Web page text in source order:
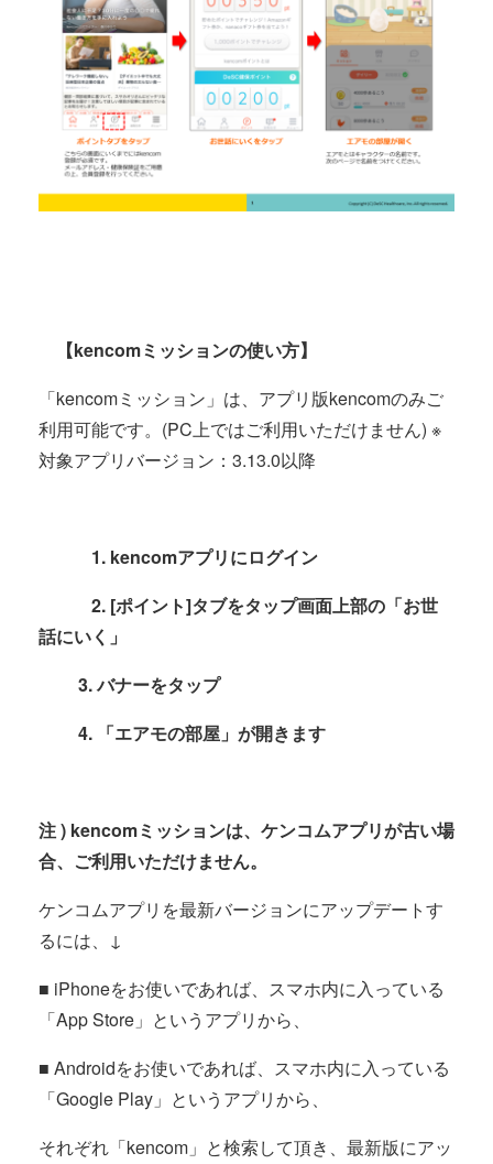
【kencomミッションの使い方】
「kencomミッション」は、アプリ版kencomのみご
利用可能です。(PC上ではご利用いただけません) ※
対象アプリバージョン：3.13.0以降
1. kencomアプリにログイン
2. [ポイント]タブをタップ画面上部の「お世
話にいく」
3. バナーをタップ
4. 「エアモの部屋」が開きます
注 ) kencomミッションは、ケンコムアプリが古い場
合、ご利用いただけません。
ケンコムアプリを最新バージョンにアップデートす
るには、↓
■ iPhoneをお使いであれば、スマホ内に入っている
「App Store」というアプリから、
■ Androidをお使いであれば、スマホ内に入っている
「Google Play」というアプリから、
それぞれ「kencom」と検索して頂き、最新版にアッ